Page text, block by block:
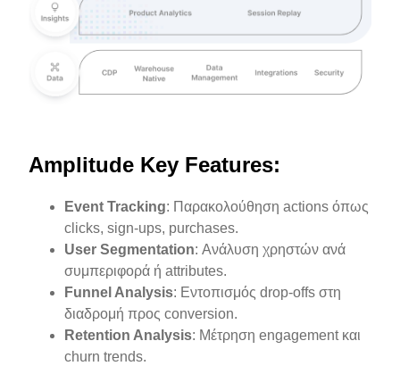
Amplitude Key Features:
Event Tracking: Παρακολούθηση actions όπως
clicks, sign-ups, purchases.
User Segmentation: Ανάλυση χρηστών ανά
συμπεριφορά ή attributes.
Funnel Analysis: Εντοπισμός drop-offs στη
διαδρομή προς conversion.
Retention Analysis: Μέτρηση engagement και
churn trends.